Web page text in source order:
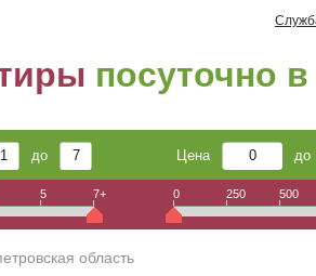
посуточно
до Цена до
5 7+ 0 250 500
область